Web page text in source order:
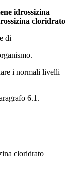
idrossizina
cloridrato
di
i normali livelli
6.1.
cloridrato